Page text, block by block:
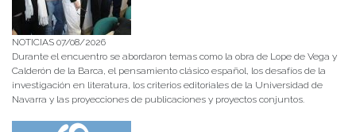
NOTICIAS 07/08/2026
Durante el encuentro se abordaron temas como la obra de Lope de Vega y
Calderón de la Barca, el pensamiento clásico español, los desafíos de la
investigación en literatura, los criterios editoriales de la Universidad de
Navarra y las proyecciones de publicaciones y proyectos conjuntos.